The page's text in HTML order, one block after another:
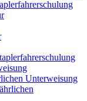
Unterweisung